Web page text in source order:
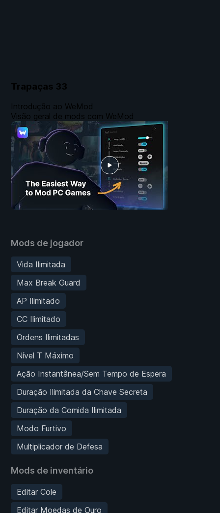
Trapaças 33
Mods de jogador
Vida Ilimitada
Max Break Guard
AP Ilimitado
CC Ilimitado
Ordens Ilimitadas
Nível T Máximo
Ação Instantânea/Sem Tempo de Espera
Duração Ilimitada da Chave Secreta
Duração da Comida Ilimitada
Modo Furtivo
Multiplicador de Defesa
Mods de inventário
Editar Cole
Editar Moedas de Ouro
Introdução ao WeMod
Visão geral de mods com WeMod